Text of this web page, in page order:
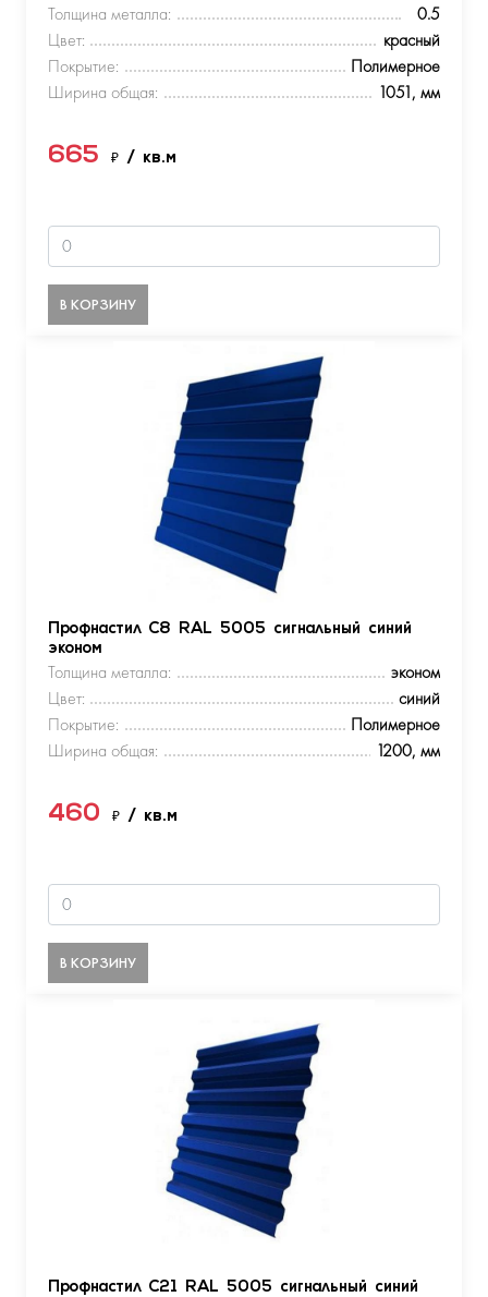
Толщина металла:
0.5
Цвет:
красный
Покрытие:
Полимерное
Ширина общая:
1051, мм
665 ₽ / кв.м
В КОРЗИНУ
Профнастил С8 RAL 5005 сигнальный синий
эконом
Толщина металла:
эконом
Цвет:
синий
Покрытие:
Полимерное
Ширина общая:
1200, мм
460 ₽ / кв.м
В КОРЗИНУ
Профнастил С21 RAL 5005 сигнальный синий